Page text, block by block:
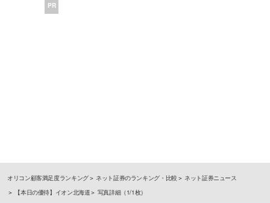
PR
オリコン顧客満足度ランキング ネット証券のランキング・比較
ネット証券ニュース
【本日の優待】イオン北海道
写真詳細（1/1枚）